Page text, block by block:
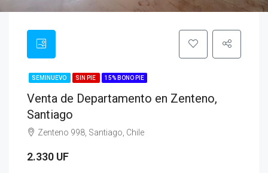
SEMINUEVO SIN PIE 15% BONO PIE
Venta de Departamento en Zenteno,
Santiago
Zenteno 998, Santiago, Chile
2.330 UF